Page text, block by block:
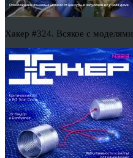
Хакер #324. Всякое с моделями